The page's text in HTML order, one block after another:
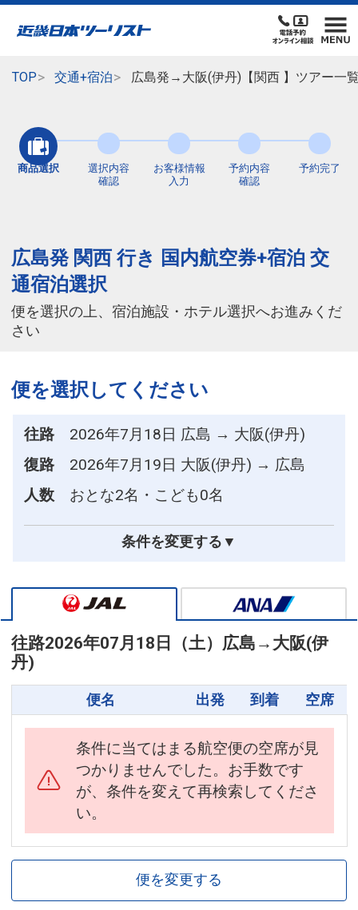
TOP 交通+宿泊 広島発→大阪(伊丹)【関西 】ツアー一
商品選択
選択内容
確認
お客様情報
入力
予約内容
確認
予約完了
広島発 関西 行き 国内航空券+宿泊 交
通宿泊選択
便を選択の上、宿泊施設・ホテル選択へお進みくだ
さい
便を選択してください
往路
2026年7月18日 広島 → 大阪(伊丹)
復路
2026年7月19日 大阪(伊丹) → 広島
人数
おとな2名・こども0名
条件を変更する▼
往路2026年07月18日（土） 広島 → 大阪(伊
丹)
便名 出発 到着 空席
条件に当てはまる航空便の空席が見
つかりませんでした。お手数です
が、条件を変えて再検索してくださ
い。
便を変更する